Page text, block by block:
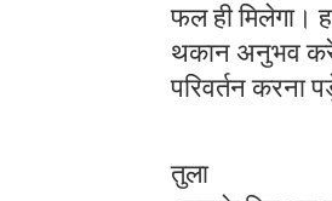
फल ही मिलेगा।
थकान अनुभव
परिवर्तन करना
तुला